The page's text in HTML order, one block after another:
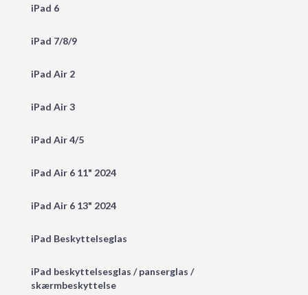
iPad 6
iPad 7/8/9
iPad Air 2
iPad Air 3
iPad Air 4/5
iPad Air 6 11" 2024
iPad Air 6 13" 2024
iPad Beskyttelseglas
iPad beskyttelsesglas / panserglas /
skærmbeskyttelse